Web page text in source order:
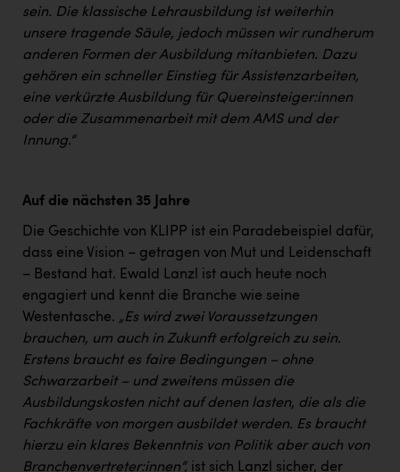
sein. Die klassische Lehrausbildung ist weiterhin
unsere tragende Säule, jedoch müssen wir rundherum
anderen Formen der Ausbildung mitanbieten. Dazu
gehören ein schneller Einstieg für Assistenzarbeiten,
eine verkürzte Ausbildung für Quereinsteiger:innen
oder die Zusammenarbeit mit dem AMS und der
Innung.“
Auf die nächsten 35 Jahre
Die Geschichte von KLIPP ist ein Paradebeispiel dafür,
dass eine Vision – getragen von Mut und Leidenschaft
– Bestand hat. Ewald Lanzl ist auch heute noch
engagiert und kennt die Branche wie seine
Westentasche. „Es wird zwei Voraussetzungen
brauchen, um auch in Zukunft erfolgreich zu sein.
Erstens braucht es faire Bedingungen – ohne
Schwarzarbeit – und zweitens müssen die
Ausbildungskosten nicht auf denen lasten, die als die
Fachkräfte von morgen ausbildet werden. Es braucht
hierzu ein klares Bekenntnis von Politik aber auch von
Branchenvertreter:innen“, ist sich Lanzl sicher, der